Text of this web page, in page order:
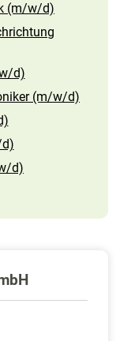
(m/w/d)
d)
(m/w/d)
d)